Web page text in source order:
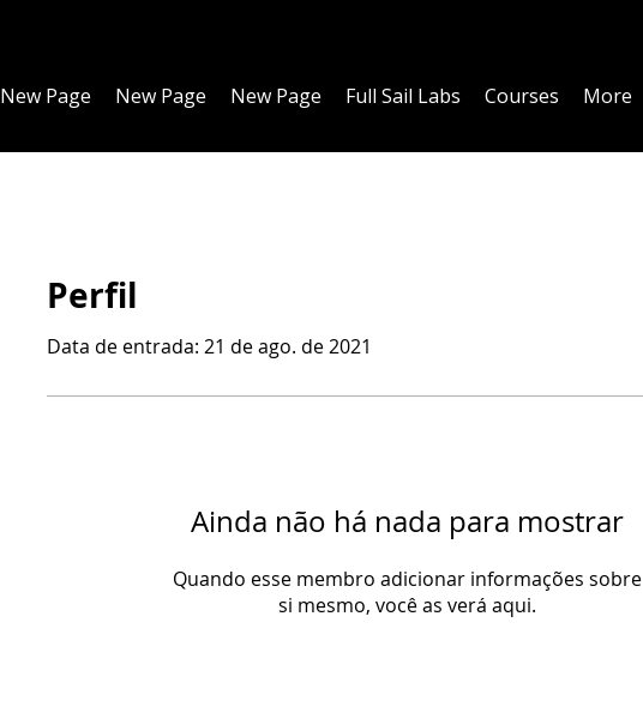
New Page New Page New Page Full Sail Labs Courses More
Perfil
Data de entrada: 21 de ago. de 2021
Ainda não há nada para mostrar
Quando esse membro adicionar informações sobre
si mesmo, você as verá aqui.